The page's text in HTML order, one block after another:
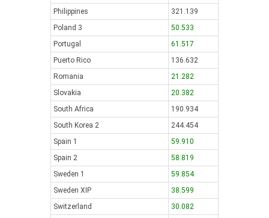
Philippines
321.139
Poland 3
50.533
Portugal
61.517
Puerto Rico
136.632
Romania
21.282
Slovakia
20.382
South Africa
190.934
South Korea 2
244.454
Spain 1
59.910
Spain 2
58.819
Sweden 1
59.854
Sweden XIP
38.599
Switzerland
30.082